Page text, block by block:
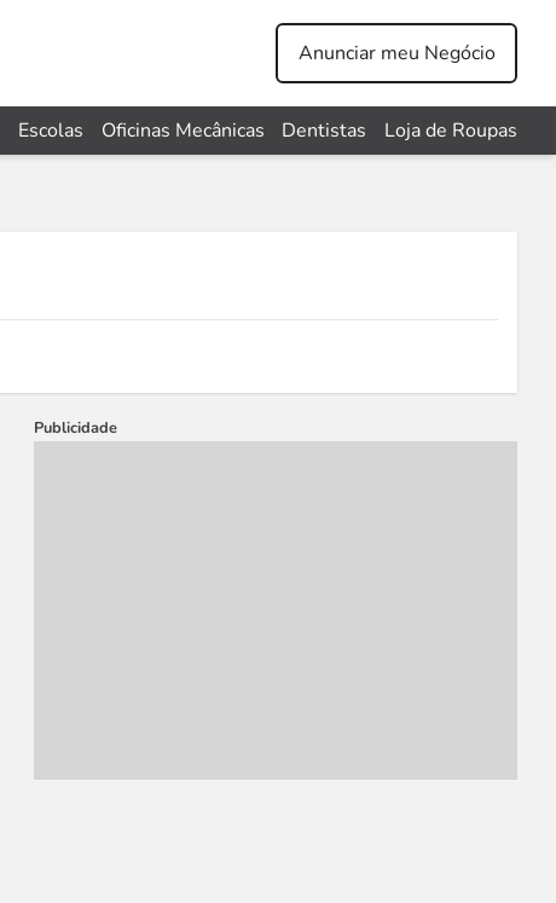
Anunciar meu Negócio
Escolas Oficinas Mecânicas Dentistas Loja de Roupas
Publicidade